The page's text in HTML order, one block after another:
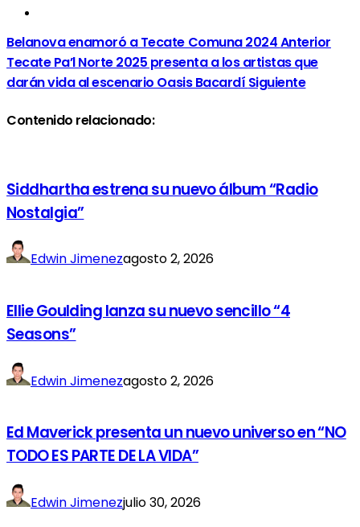
Belanova enamoró a Tecate Comuna 2024Anterior
Tecate Pa’l Norte 2025 presenta a los artistas que
darán vida al escenario Oasis Bacardí Siguiente
Contenido relacionado:
Siddhartha estrena su nuevo álbum “Radio
Nostalgia”
Edwin Jimenezagosto 2, 2026
Ellie Goulding lanza su nuevo sencillo “4
Seasons”
Edwin Jimenezagosto 2, 2026
Ed Maverick presenta un nuevo universo en “NO
TODO ES PARTE DE LA VIDA”
Edwin Jimenezjulio 30, 2026